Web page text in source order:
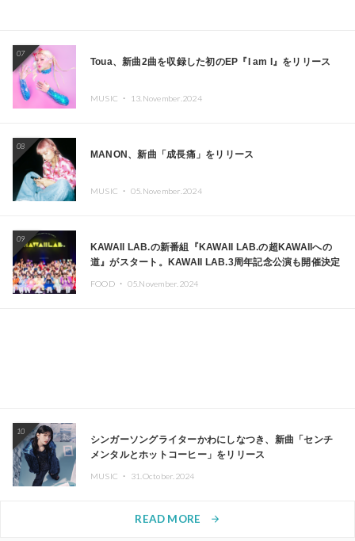
07
Toua、新曲2曲を収録した初のEP『I am I』をリリース
MUSIC ・ 13.November.2024
08
MANON、新曲「成長痛」をリリース
MUSIC ・ 05.November.2024
09
KAWAII LAB.の新番組『KAWAII LAB.の超KAWAIIへの
道』がスタート。KAWAII LAB.3周年記念公演も開催決定
FOOD ・ 05.November.2024
10
シンガーソングライターかわにしなつき、新曲「センチ
メンタルとホットコーヒー」をリリース
MUSIC ・ 31.October.2024
READ MORE arrow_forward